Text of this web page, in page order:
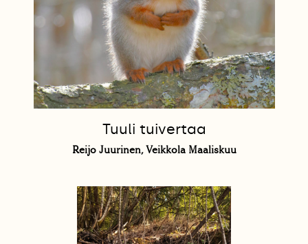
Tuuli tuivertaa
Reijo Juurinen, Veikkola Maaliskuu